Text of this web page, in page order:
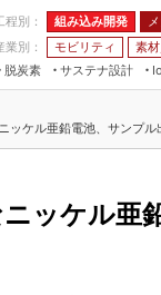
程別： 組み込み開発
業別：
モビリティ 素
脱炭素
サステナ設計
保全
IIFES
ッケル亜鉛電池、サンプル
ッケル亜